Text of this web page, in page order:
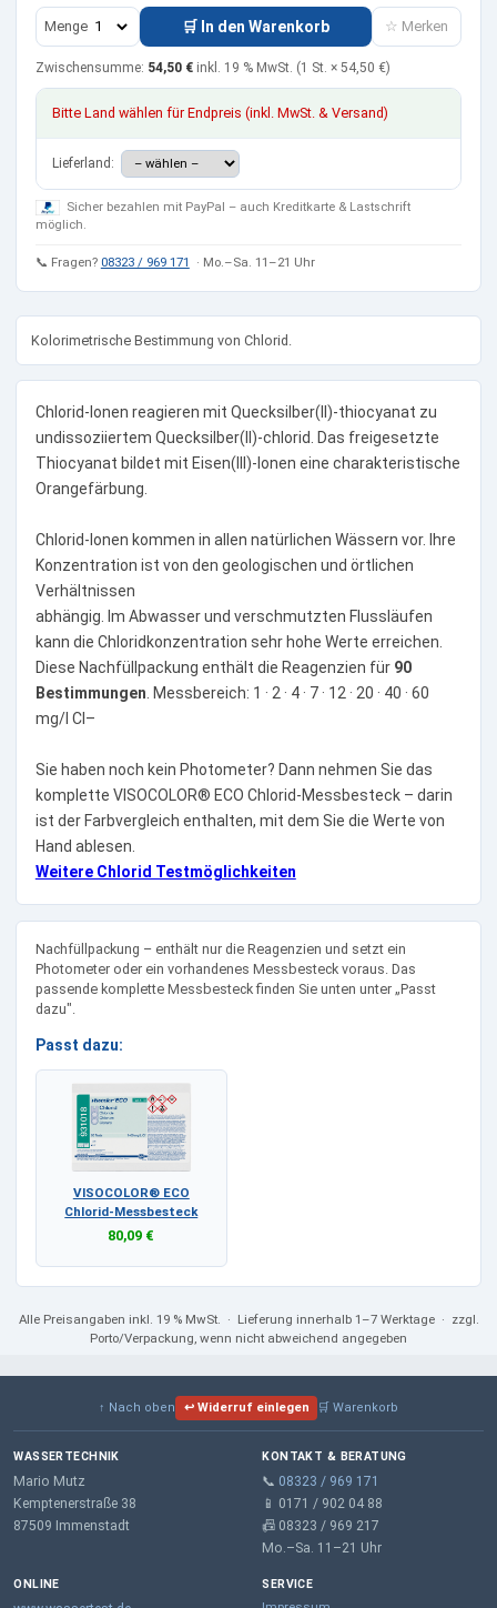
Menge 🛒 In den Warenkorb ☆ Merken
Zwischensumme: 54,50 € inkl. 19 % MwSt. (1 St. × 54,50 €)
Bitte Land wählen für Endpreis (inkl. MwSt. & Versand)
Lieferland:
Sicher bezahlen mit PayPal – auch Kreditkarte & Lastschrift
möglich.
📞 Fragen? 08323 / 969 171 · Mo.–Sa. 11–21 Uhr
Kolorimetrische Bestimmung von Chlorid.
Chlorid-Ionen reagieren mit Quecksilber(II)-thiocyanat zu
undissoziiertem Quecksilber(II)-chlorid. Das freigesetzte
Thiocyanat bildet mit Eisen(III)-Ionen eine charakteristische
Orangefärbung.
Chlorid-Ionen kommen in allen natürlichen Wässern vor. Ihre
Konzentration ist von den geologischen und örtlichen
Verhältnissen
abhängig. Im Abwasser und verschmutzten Flussläufen
kann die Chloridkonzentration sehr hohe Werte erreichen.
Diese Nachfüllpackung enthält die Reagenzien für 90
Bestimmungen . Messbereich: 1 · 2 · 4 · 7 · 12 · 20 · 40 · 60
mg/l Cl–
Sie haben noch kein Photometer? Dann nehmen Sie das
komplette VISOCOLOR® ECO Chlorid-Messbesteck – darin
ist der Farbvergleich enthalten, mit dem Sie die Werte von
Hand ablesen.
Weitere Chlorid Testmöglichkeiten
Nachfüllpackung – enthält nur die Reagenzien und setzt ein
Photometer oder ein vorhandenes Messbesteck voraus. Das
passende komplette Messbesteck finden Sie unten unter „Passt
dazu".
Passt dazu:
VISOCOLOR® ECO
Chlorid-Messbesteck
80,09 €
Alle Preisangaben inkl. 19 % MwSt.
· Lieferung innerhalb 1–7 Werktage · zzgl.
Porto/Verpackung, wenn nicht abweichend angegeben
↑ Nach oben ↩ Widerruf einlegen 🛒 Warenkorb
WASSERTECHNIK
Mario Mutz
Kemptenerstraße 38
87509 Immenstadt
KONTAKT & BERATUNG
📞 08323 / 969 171
📱 0171 / 902 04 88
📠 08323 / 969 217
Mo.–Sa. 11–21 Uhr
ONLINE SERVICE